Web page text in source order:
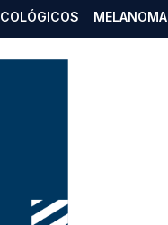
MELANOMA